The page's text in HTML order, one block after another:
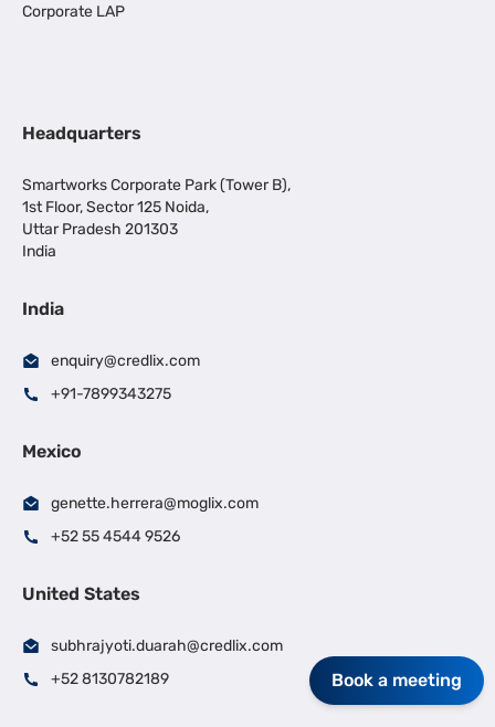
Corporate LAP
Headquarters
Smartworks Corporate Park (Tower B),
1st Floor, Sector 125 Noida,
Uttar Pradesh 201303
India
India
enquiry@credlix.com
+91-7899343275
Mexico
genette.herrera@moglix.com
+52 55 4544 9526
United States
subhrajyoti.duarah@credlix.com
+52 8130782189
Book a meeting